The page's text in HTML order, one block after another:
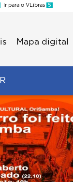
Ir para o VLibras 5
Mapa digital